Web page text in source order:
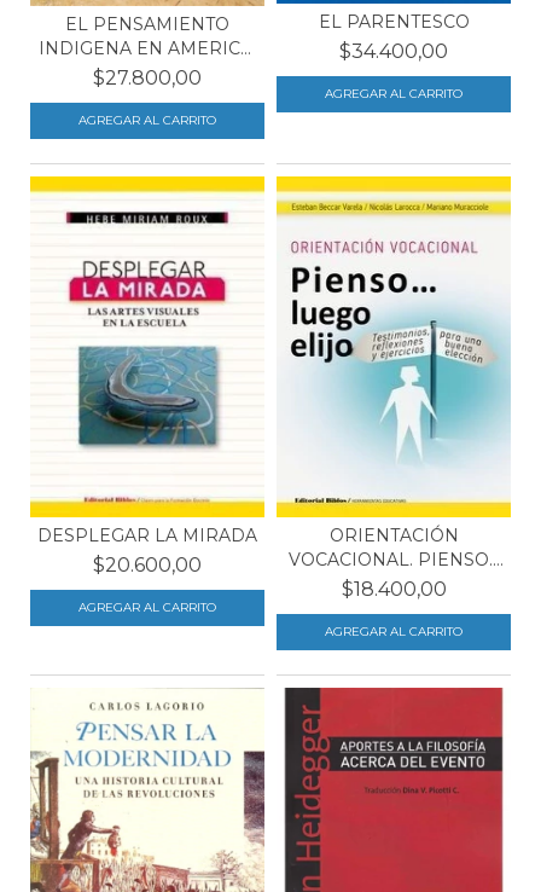
EL PENSAMIENTO
INDIGENA EN AMERICA.
LOS...
$27.800,00
EL PARENTESCO
$34.400,00
DESPLEGAR LA MIRADA
$20.600,00
ORIENTACIÓN
VOCACIONAL. PIENSO...
LUEGO...
$18.400,00